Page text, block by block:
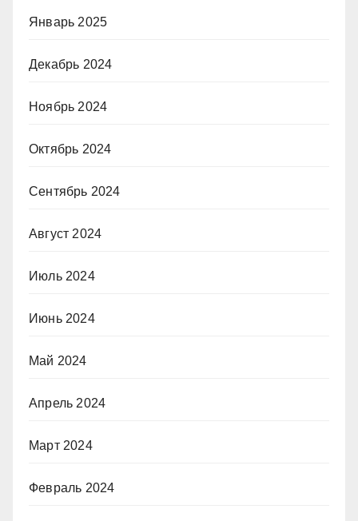
Январь 2025
Декабрь 2024
Ноябрь 2024
Октябрь 2024
Сентябрь 2024
Август 2024
Июль 2024
Июнь 2024
Май 2024
Апрель 2024
Март 2024
Февраль 2024